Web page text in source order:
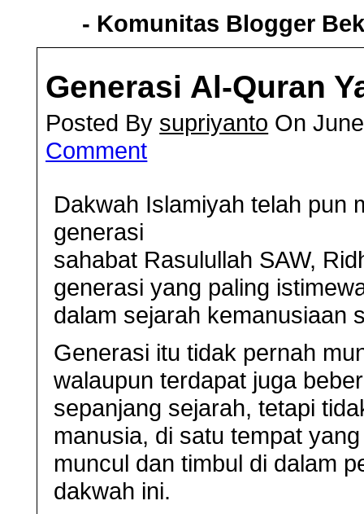
- Komunitas Blogger
Generasi Al-Quran
Posted By supriyanto On
Comment
Dakwah Islamiyah telah pun
generasi
sahabat Rasulullah SAW,
generasi yang paling
dalam sejarah kemanusiaan
Generasi itu tidak pernah
walaupun terdapat juga
sepanjang sejarah, tetapi
manusia, di satu tempat
muncul dan timbul di dalam
dakwah ini.